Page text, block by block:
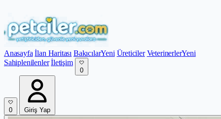
Anasayfa İlan Haritası BakıcılarYeni Üreticiler VeterinerlerYeni
Sahiplenilenler İletişim
0
0 Giriş Yap